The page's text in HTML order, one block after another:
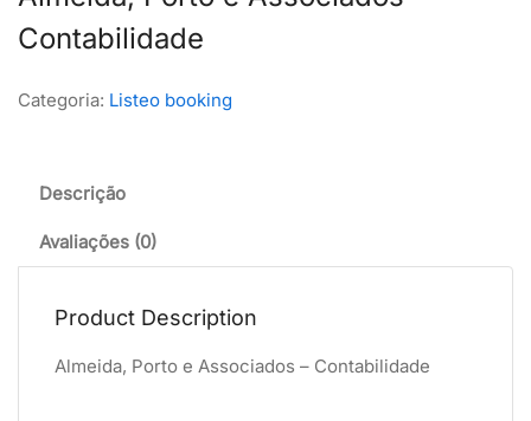
Contabilidade
Categoria: Listeo booking
Descrição
Avaliações (0)
Product Description
Almeida, Porto e Associados – Contabilidade